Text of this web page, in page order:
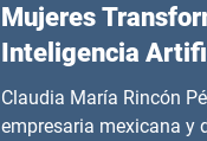
Mujeres
Inteligencia
Claudia María Rincón
empresaria mexicana y